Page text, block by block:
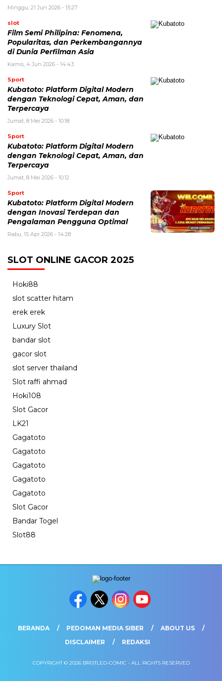
Minggu, 21 Jun 2026 - 15:27
slot
Film Semi Philipina: Fenomena,
Popularitas, dan Perkembangannya
di Dunia Perfilman Asia
Kamis, 4 Jun 2026 - 14:43
Sport
Kubatoto: Platform Digital Modern
dengan Teknologi Cepat, Aman, dan
Terpercaya
Jumat, 8 Mei 2026 - 10:18
Sport
Kubatoto: Platform Digital Modern
dengan Teknologi Cepat, Aman, dan
Terpercaya
Jumat, 8 Mei 2026 - 10:12
Sport
Kubatoto: Platform Digital Modern
dengan Inovasi Terdepan dan
Pengalaman Pengguna Optimal
Rabu, 15 Apr 2026 - 14:28
SLOT ONLINE GACOR 2025
Hoki88
slot scatter hitam
erek erek
Luxury Slot
bandar slot
gacor slot
slot server thailand
Slot raffi ahmad
Hoki108
Slot Gacor
LK21
Gagatoto
Gagatoto
Gagatoto
Gagatoto
Gagatoto
Slot Gacor
Bandar Togel
Slot88
BERANDA PEDOMAN MEDIA SIBER
ABOUT US
DISCLAIMER
REDAKSI
COPYRIGHT © 2026 BRISTLED-COMIC - ALL RIGHTS RESERVED